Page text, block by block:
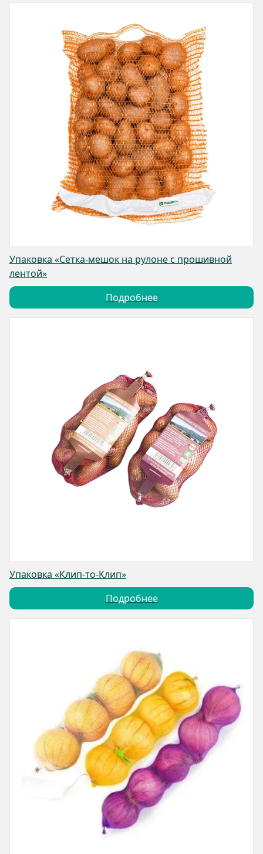
Упаковка «Сетка-мешок на рулоне с прошивной
лентой»
Подробнее
Упаковка «Клип-то-Клип»
Подробнее